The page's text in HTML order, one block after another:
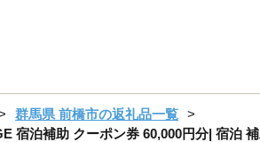
群馬県 前橋市の返礼品一覧
宿泊補助 クーポン券 60,000円分| 宿泊